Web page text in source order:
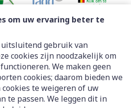
om uw ervaring beter te
gebruik van
cookies zijn noodzakelijk om
We maken geen
cookies; daarom bieden we
te weigeren of uw
te passen. We leggen dit in